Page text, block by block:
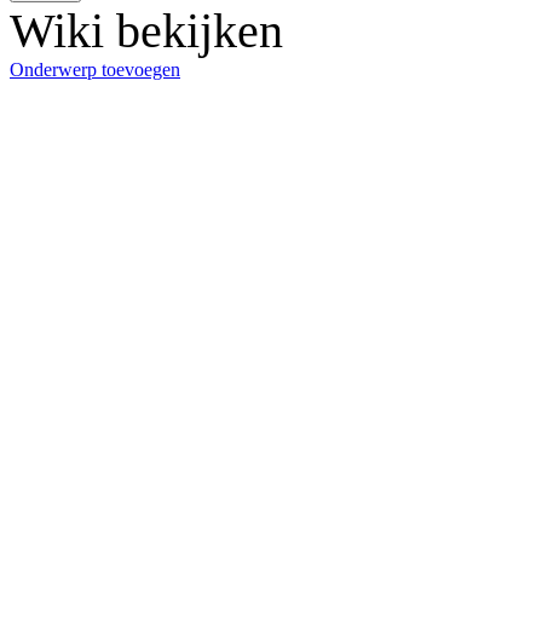
Wiki bekijken
Onderwerp toevoegen